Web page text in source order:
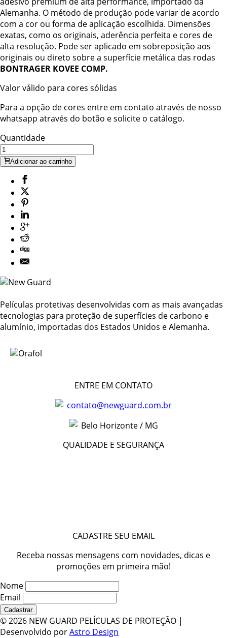
Alemanha. O método de produção pode variar de acordo
com a cor ou forma de aplicação escolhida. Dimensões
exatas, como os originais, aderência perfeita e cores de
alta resolução. Pode ser aplicado em sobreposição aos
originais ou direto sobre a superfície metálica das rodas
BONTRAGER KOVEE COMP.
Valor válido para cores sólidas
Para a opção de cores entre em contato através de nosso
whatsapp através do botão e solicite o catálogo.
Quantidade
Adicionar ao carrinho
Películas protetivas desenvolvidas com as mais avançadas
tecnologias para proteção de superfícies de carbono e
alumínio, importadas dos Estados Unidos e Alemanha.
ENTRE EM CONTATO
contato@newguard.com.br
Belo Horizonte / MG
QUALIDADE E SEGURANÇA
CADASTRE SEU EMAIL
Receba nossas mensagens com novidades, dicas e
promoções em primeira mão!
Nome
Email
©2026 NEW GUARD PELÍCULAS DE PROTEÇÃO |
Desenvolvido porAstro Design